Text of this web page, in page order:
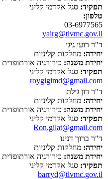
תפקיד: סגל אקדמי קליני
טלפון:
03-6977565
yairg@tlvmc.gov.il
ד"ר רועי גיגי
יחידה: מחלקות קליניות
יחידת משנה: כירורגיה אורתופדית
תפקיד: סגל אקדמי קליני
roygigimd@gmail.com
ד"ר רון גילת
יחידה: מחלקות קליניות
יחידת משנה: כירורגיה אורתופדית
תפקיד: סגל אקדמי קליני
Ron.gilat@gmail.com
ד"ר ברוך דנינו
יחידה: מחלקות קליניות
יחידת משנה: כירורגיה אורתופדית
תפקיד: סגל אקדמי קליני
barryd@tlvmc.gov.il